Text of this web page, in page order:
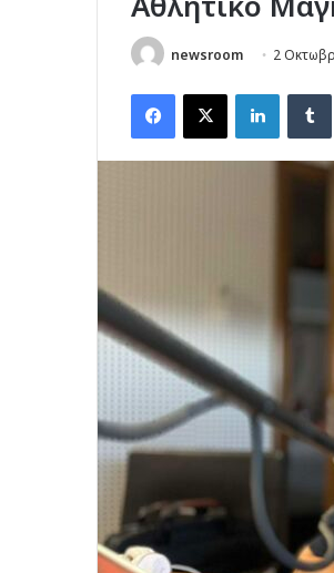
newsroom 2
Facebook
X LinkedIn